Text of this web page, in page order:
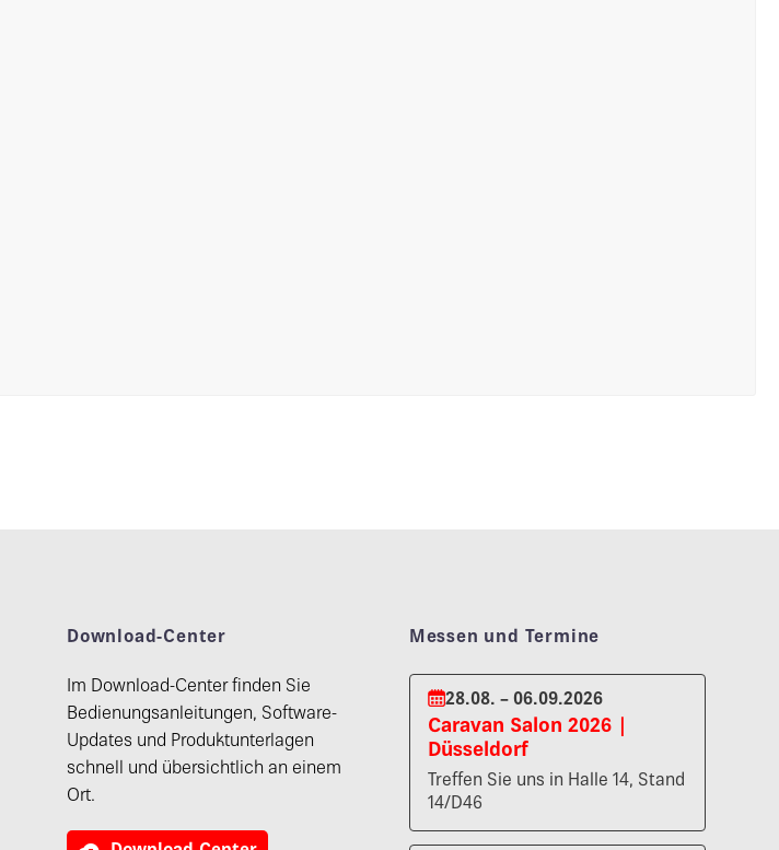
Download-Center
Im Download-Center finden Sie
Bedienungsanleitungen, Software-
Updates und Produktunterlagen
schnell und übersichtlich an einem
Ort.
Messen und Termine
28.08. – 06.09.2026
Caravan Salon 2026 |
Düsseldorf
Treffen Sie uns in Halle 14, Stand
14/D46